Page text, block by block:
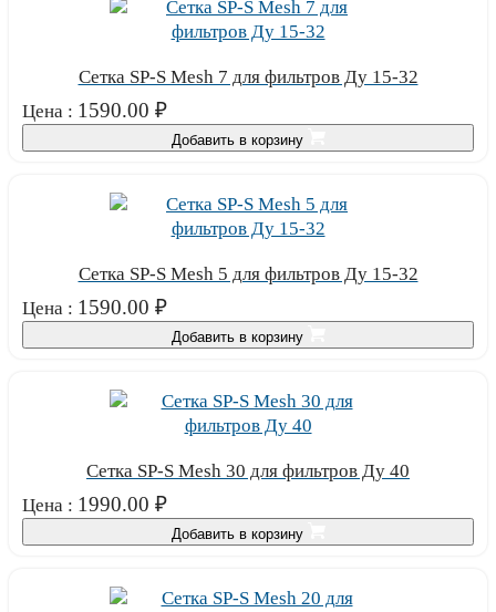
Сетка SP-S Mesh 7 для фильтров Ду 15-32
Цена : 1590.00 ₽
Добавить в корзину
Сетка SP-S Mesh 5 для фильтров Ду 15-32
Цена : 1590.00 ₽
Добавить в корзину
Сетка SP-S Mesh 30 для фильтров Ду 40
Цена : 1990.00 ₽
Добавить в корзину